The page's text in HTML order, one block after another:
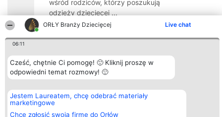
ORŁY Branży Dziecięcej Live chat
06:11
Cześć, chętnie Ci pomogę! 🙂 Kliknij proszę w
odpowiedni temat rozmowy! 🙂
Jestem Laureatem, chcę odebrać materiały
marketingowe
Chcę zgłosić swoją firmę do Orłów
wśród rodziców, którzy poszukują
odzieży dziecięcej ...
9.5
Organizator plebiscytu
Bright Side Solutions sp. z o.
o. sp. k.
Wrocław 50-079
KRS 0000749100 | Regon
381313360 | NIP 8943132676
Plebiscyt
Laureaci
Lista
Laureatów
Regulamin
Kontakt